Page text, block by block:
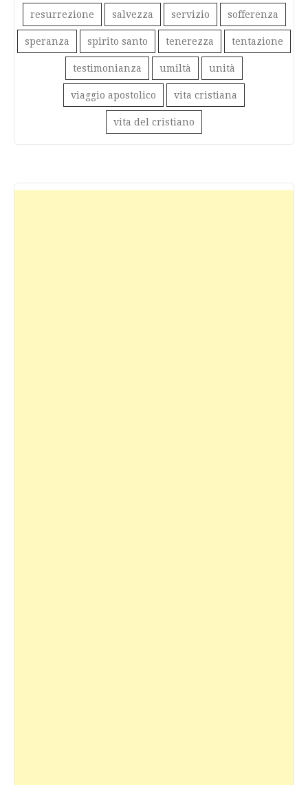
resurrezione salvezza servizio sofferenza
speranza spirito santo tenerezza tentazione
testimonianza umiltà unità
viaggio apostolico vita cristiana
vita del cristiano